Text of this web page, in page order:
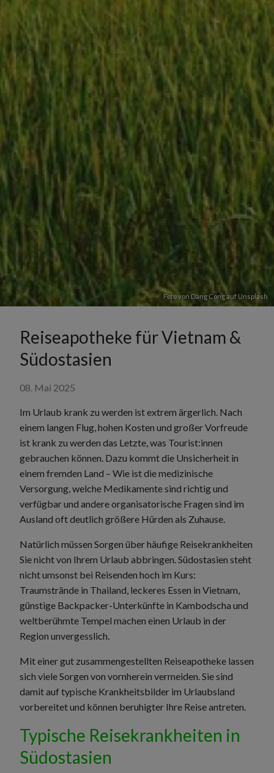
Foto von Dang Congauf Unsplash
Reiseapotheke für Vietnam &
Südostasien
08. Mai 2025
Im Urlaub krank zu werden ist extrem ärgerlich. Nach
einem langen Flug, hohen Kosten und großer Vorfreude
ist krank zu werden das Letzte, was Tourist:innen
gebrauchen können. Dazu kommt die Unsicherheit in
einem fremden Land – Wie ist die medizinische
Versorgung, welche Medikamente sind richtig und
verfügbar und andere organisatorische Fragen sind im
Ausland oft deutlich größere Hürden als Zuhause.
Natürlich müssen Sorgen über häufige Reisekrankheiten
Sie nicht von Ihrem Urlaub abbringen. Südostasien steht
nicht umsonst bei Reisenden hoch im Kurs:
Traumstrände in Thailand, leckeres Essen in Vietnam,
günstige Backpacker-Unterkünfte in Kambodscha und
weltberühmte Tempel machen einen Urlaub in der
Region unvergesslich.
Mit einer gut zusammengestellten Reiseapotheke lassen
sich viele Sorgen von vornherein vermeiden. Sie sind
damit auf typische Krankheitsbilder im Urlaubsland
vorbereitet und können beruhigter Ihre Reise antreten.
Typische Reisekrankheiten in
Südostasien